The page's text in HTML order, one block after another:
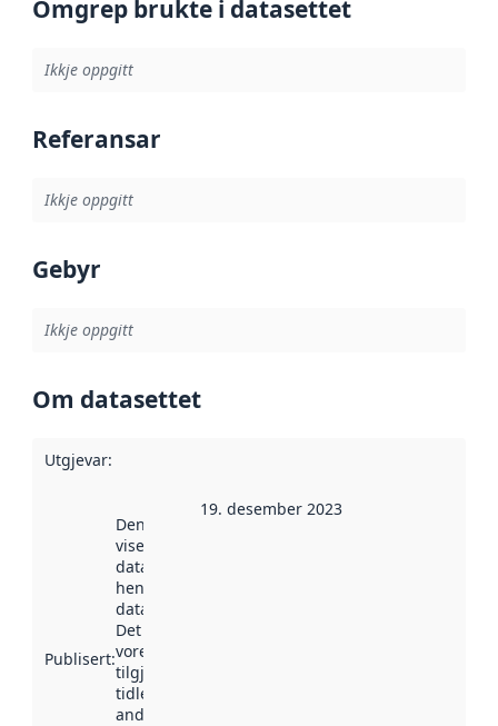
Omgrep brukte i datasettet
Ikkje oppgitt
Referansar
Ikkje oppgitt
Gebyr
Ikkje oppgitt
Om datasettet
Utgjevar:
Publisert:
Denne datoen
viser når
datasettet vart
henta inn av
data.norge.no.
Det kan ha
vore
tilgjengeleg
tidlegare
andre stader.
19. desember 2023